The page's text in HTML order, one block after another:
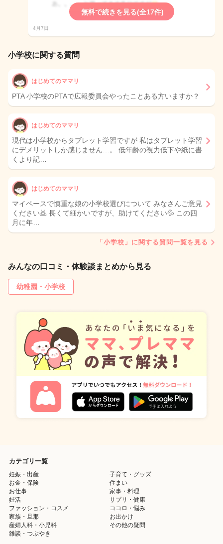
無料で続きを見る(全17件)
4月7日
小学校に関する質問
はじめてのママリ
PTA 小学校のPTAで広報委員会やったことある方いますか？
はじめてのママリ
現代は小学校からタブレット学習ですが 私はタブレット学習
にデメリットしか感じません…。 低年齢の視力低下や紙に書
くより記…
はじめてのママリ
マイペースで慎重な娘の小学校選びについて みなさんご意見
ください🙇 長くて細かいですが、助けてください💦 この四
月に年…
「小学校」に関する質問一覧を見る
みんなの口コミ・体験談まとめから見る
幼稚園・小学校
カテゴリ一覧
妊娠・出産
子育て・グッズ
お金・保険
住まい
お仕事
家事・料理
妊活
サプリ・健康
ファッション・コスメ
ココロ・悩み
家族・旦那
お出かけ
産婦人科・小児科
その他の疑問
雑談・つぶやき